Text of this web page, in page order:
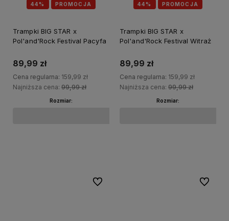
44% PROMOCJA
Trampki BIG STAR x
Pol'and'Rock Festival Pacyfa
89,99 zł
Cena regularna: 159,99 zł
Najniższa cena: 99,99 zł
Rozmiar:
44% PROMOCJA
Trampki BIG STAR x
Pol'and'Rock Festival Witraż
89,99 zł
Cena regularna: 159,99 zł
Najniższa cena: 99,99 zł
Rozmiar:
Do ulubionych Do